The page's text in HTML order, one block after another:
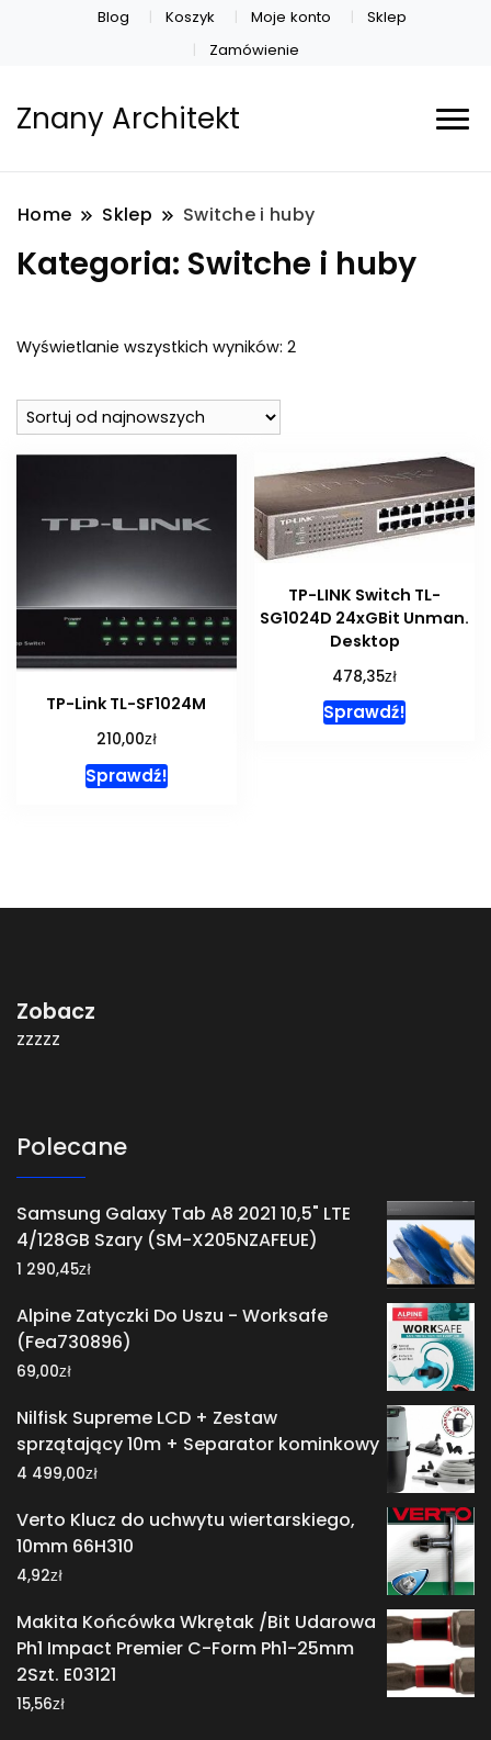
Blog Koszyk Moje konto
Sklep
Zamówienie
Znany Architekt
Home Sklep Switche i huby
Kategoria: Switche i huby
Wyświetlanie wszystkich wyników: 2Posortowane
TP-Link TL-SF1024M
210,00zł
Sprawdź!
TP-LINK Switch TL-
SG1024D 24xGBit Unman.
Desktop
478,35zł
Sprawdź!
Zobacz
zzzzz
Polecane
Samsung Galaxy Tab A8 2021 10,5" LTE
4/128GB Szary (SM-X205NZAFEUE)
1 290,45zł
Alpine Zatyczki Do Uszu - Worksafe
(Fea730896)
69,00zł
Nilfisk Supreme LCD + Zestaw
sprzątający 10m + Separator kominkowy
4 499,00zł
Verto Klucz do uchwytu wiertarskiego,
10mm 66H310
4,92zł
Makita Końcówka Wkrętak /Bit Udarowa
Ph1 Impact Premier C-Form Ph1-25mm
2Szt. E03121
15,56zł